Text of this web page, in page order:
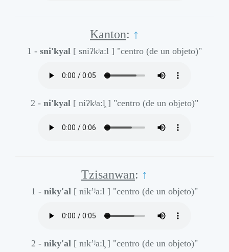
Kanton: ↑
1 - sni'kyal [ sniʔkʲa:l ] "centro (de un objeto)"
2 - ni'kyal [ niʔkʲa:l̥ ] "centro (de un objeto)"
Tzisanwan: ↑
1 - niky'al [ nik’ʲa:l ] "centro (de un objeto)"
2 - niky'al [ nɪk’ʲa:l̥ ] "centro (de un objeto)"